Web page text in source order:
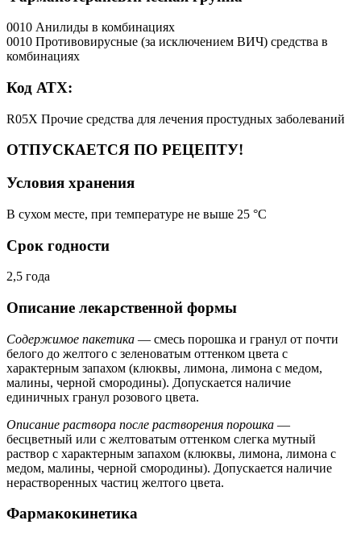
0010 Анилиды в комбинациях
0010 Противовирусные (за исключением ВИЧ) средства в
комбинациях
Код АТХ:
R05X Прочие средства для лечения простудных заболеваний
ОТПУСКАЕТСЯ ПО РЕЦЕПТУ!
Условия хранения
В сухом месте, при температуре не выше 25 °C
Срок годности
2,5 года
Описание лекарственной формы
Содержимое пакетика — смесь порошка и гранул от почти
белого до желтого с зеленоватым оттенком цвета с
характерным запахом (клюквы, лимона, лимона с медом,
малины, черной смородины). Допускается наличие
единичных гранул розового цвета.
Описание раствора после растворения порошка —
бесцветный или с желтоватым оттенком слегка мутный
раствор с характерным запахом (клюквы, лимона, лимона с
медом, малины, черной смородины). Допускается наличие
нерастворенных частиц желтого цвета.
Фармакокинетика